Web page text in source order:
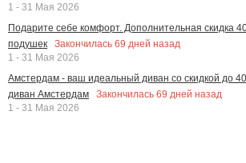
1 - 31 Мая 2026
Подарите себе комфорт. Дополнительная скидка
подушек
Закончилась 69 дней назад
1 - 31 Мая 2026
Амстердам - ваш идеальный диван со скидкой до
диван Амстердам
Закончилась 69 дней назад
1 - 31 Мая 2026